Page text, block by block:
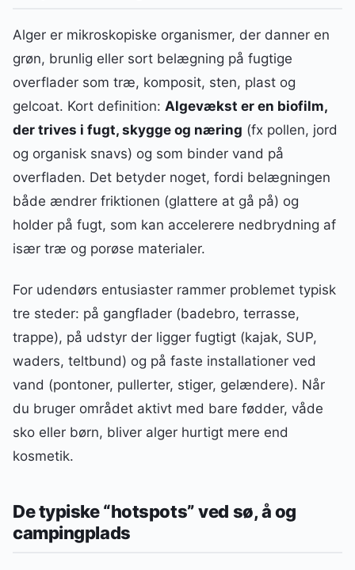
Alger er mikroskopiske organismer, der danner en
grøn, brunlig eller sort belægning på fugtige
overflader som træ, komposit, sten, plast og
gelcoat. Kort definition: Algevækst er en biofilm,
der trives i fugt, skygge og næring (fx pollen, jord
og organisk snavs) og som binder vand på
overfladen. Det betyder noget, fordi belægningen
både ændrer friktionen (glattere at gå på) og
holder på fugt, som kan accelerere nedbrydning af
især træ og porøse materialer.
For udendørs entusiaster rammer problemet typisk
tre steder: på gangflader (badebro, terrasse,
trappe), på udstyr der ligger fugtigt (kajak, SUP,
waders, teltbund) og på faste installationer ved
vand (pontoner, pullerter, stiger, gelændere). Når
du bruger området aktivt med bare fødder, våde
sko eller børn, bliver alger hurtigt mere end
kosmetik.
De typiske “hotspots” ved sø, å og
campingplads